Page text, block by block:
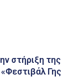
στήριξη της
Γης